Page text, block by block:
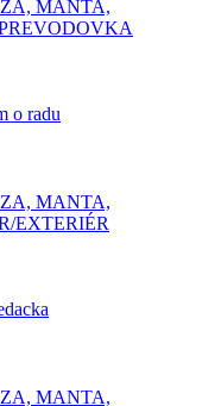
MANTA,
o radu
MANTA,
EXTERIÉR
MANTA,